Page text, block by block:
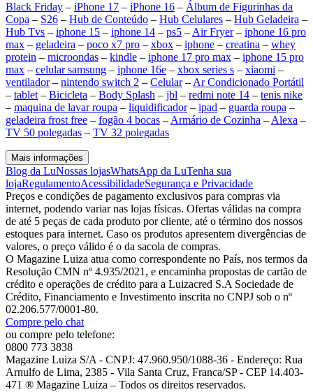
Black Friday – iPhone 17 – iPhone 16 – Álbum de Figurinhas da
Copa – S26 – Hub de Conteúdo – Hub Celulares – Hub Geladeira –
Hub Tvs – iphone 15 – iphone 14 – ps5 – Air Fryer– iphone 16 pro
max – geladeira – poco x7 pro – xbox – iphone – creatina – whey
protein – microondas – kindle – iphone 17 pro max – iphone 15 pro
max – celular samsung – iphone 16e – xbox series s – xiaomi –
ventilador– nintendo switch 2 – Celular– Ar Condicionado Portátil
– tablet – Bicicleta – Body Splash – jbl – redmi note 14 – tenis nike
– maquina de lavar roupa – liquidificador– ipad – guarda roupa –
geladeira frost free – fogão 4 bocas – Armário de Cozinha – Alexa –
TV 50 polegadas – TV 32 polegadas
Mais informações
Blog da LuNossas lojasWhatsApp da LuTenha sua
lojaRegulamentoAcessibilidadeSegurança e Privacidade
Preços e condições de pagamento exclusivos para compras via
internet, podendo variar nas lojas físicas. Ofertas válidas na compra
de até 5 peças de cada produto por cliente, até o término dos nossos
estoques para internet. Caso os produtos apresentem divergências de
valores, o preço válido é o da sacola de compras.
O Magazine Luiza atua como correspondente no País, nos termos da
Resolução CMN nº 4.935/2021, e encaminha propostas de cartão de
crédito e operações de crédito para a Luizacred S.A Sociedade de
Crédito, Financiamento e Investimento inscrita no CNPJ sob o nº
02.206.577/0001-80.
Compre pelo chat
ou compre pelo telefone:
0800 773 3838
Magazine Luiza S/A - CNPJ: 47.960.950/1088-36 - Endereço: Rua
Arnulfo de Lima, 2385 - Vila Santa Cruz, Franca/SP - CEP 14.403-
471 ® Magazine Luiza – Todos os direitos reservados.